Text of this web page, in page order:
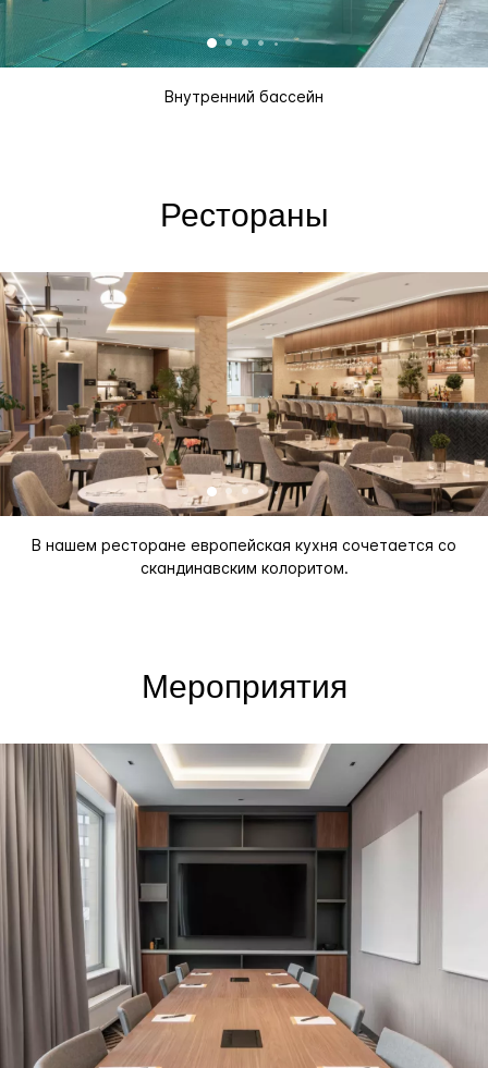
Внутренний бассейн
Рестораны
В нашем ресторане европейская кухня сочетается со
скандинавским колоритом.
Мероприятия